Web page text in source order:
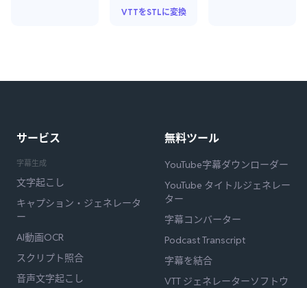
VTTをSTLに変換
サービス
字幕生成
文字起こし
キャプション・ジェネレータ
ー
AI動画OCR
スクリプト照合
音声文字起こし
無料ツール
YouTube字幕ダウンローダー
YouTube タイトルジェネレー
ター
字幕コンバーター
Podcast Transcript
字幕を結合
VTT ジェネレーターソフトウ